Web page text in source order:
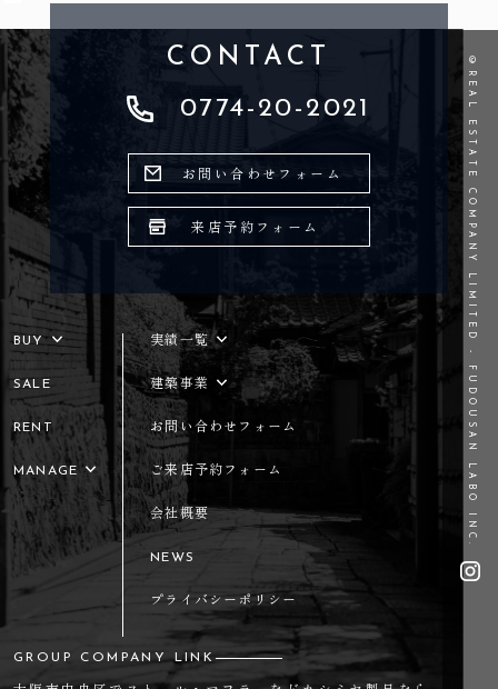
CONTACT
0774-20-2021
お問い合わせフォーム
来店予約フォーム
BUY
SALE
RENT
MANAGE
実績一覧
建築事業
お問い合わせフォーム
ご来店予約フォーム
会社概要
NEWS
プライバシーポリシー
GROUP COMPANY LINK
©REAL ESTATE COMPANY LIMITED - FUDOUSAN LABO INC.